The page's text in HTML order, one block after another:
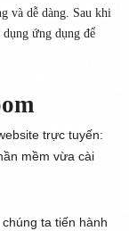
và dễ dàng. Sau khi
ứng dụng để
trực tuyến:
mềm vừa cài
ta tiến hành